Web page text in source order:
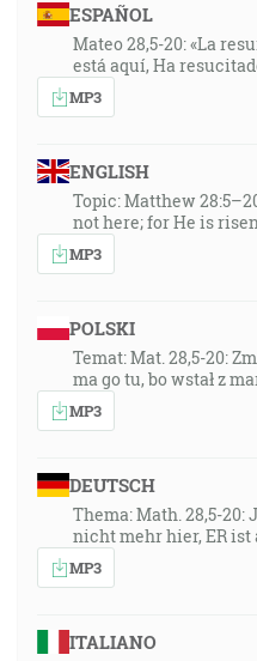
ESPAÑOL
Mateo 28,5-20: «La
está aquí, Ha
MP3
ENGLISH
Topic: Matthew
not here; for He is
MP3
POLSKI
Temat: Mat. 28,5-20:
ma go tu, bo wstał z
MP3
DEUTSCH
Thema: Math. 28,5-20:
nicht mehr hier, ER
MP3
ITALIANO